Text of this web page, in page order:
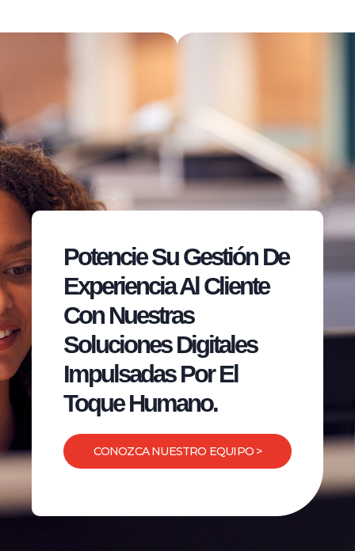
Potencie Su Gestión De
Experiencia Al Cliente
Con Nuestras
Soluciones Digitales
Impulsadas Por El
Toque Humano.
CONOZCA NUESTRO EQUIPO >